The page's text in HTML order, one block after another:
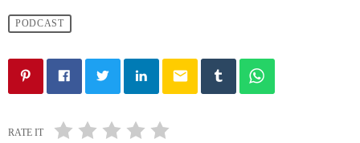
PODCAST
email
RATE IT